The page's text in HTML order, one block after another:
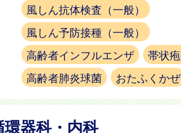
風しん抗体検査（一般）
風しん予防接種（一般）
高齢者インフルエンザ
帯状
高齢者肺炎球菌
おたふくかぜ
器科・内科